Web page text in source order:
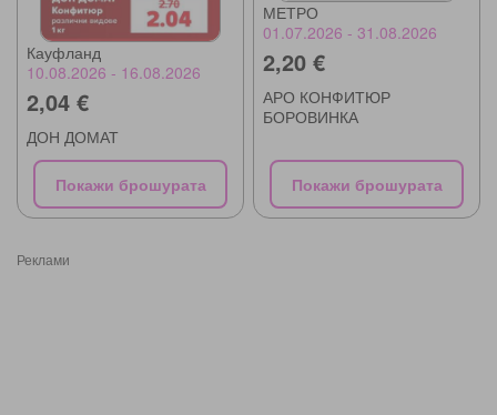
Кауфланд
10.08.2026 - 16.08.2026
2,04 €
ДОН ДОМАТ
Покажи брошурата
МЕТРО
01.07.2026 - 31.08.2026
2,20 €
АРО КОНФИТЮР
БОРОВИНКА
Покажи брошурата
Реклами